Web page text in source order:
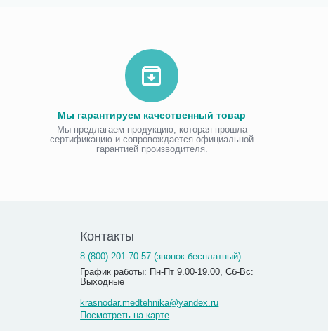
Мы гарантируем качественный товар
Мы предлагаем продукцию, которая прошла
сертификацию и сопровождается официальной
гарантией производителя.
Контакты
8 (800) 201-70-57 (звонок бесплатный)
График работы: Пн-Пт 9.00-19.00, Сб-Вс:
Выходные
krasnodar.medtehnika@yandex.ru
Посмотреть на карте